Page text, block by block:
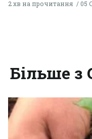
2 хв на прочитання 05
Більше з